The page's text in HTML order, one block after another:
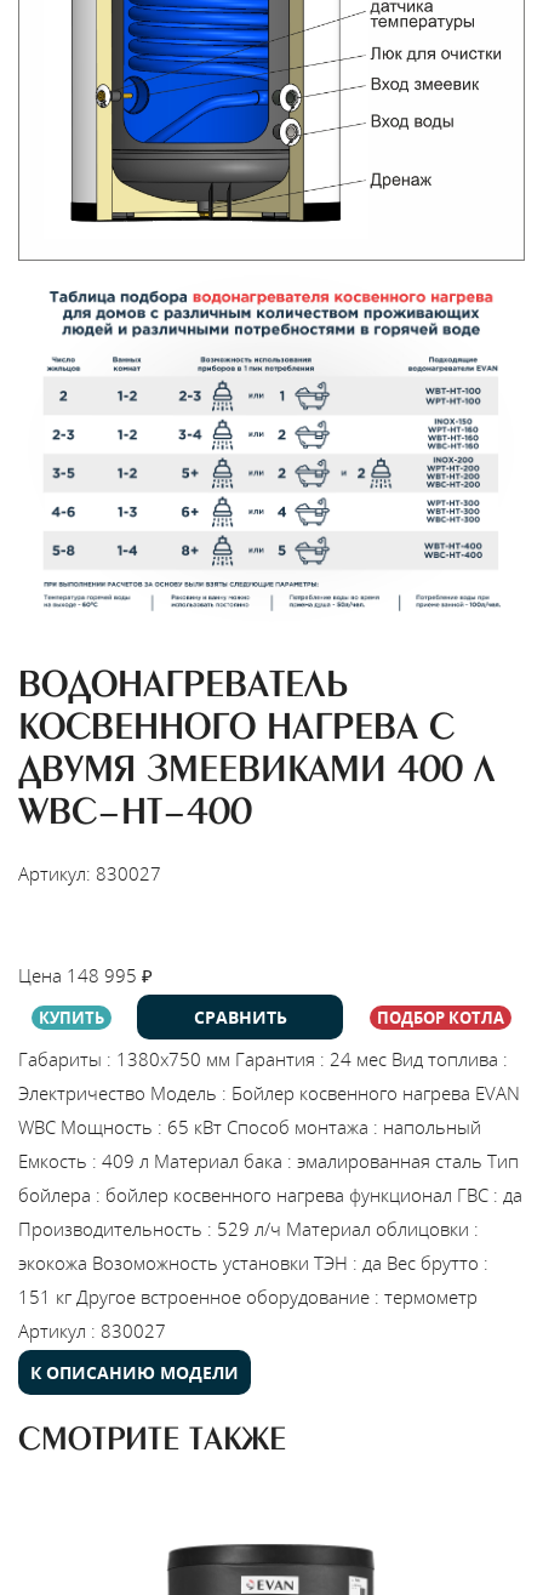
ВОДОНАГРЕВАТЕЛЬ
КОСВЕННОГО НАГРЕВА С
ДВУМЯ ЗМЕЕВИКАМИ 400 Л
WBС-HT-400
Артикул: 830027
Цена 148 995 ₽
КУПИТЬ СРАВНИТЬ ПОДБОР КОТЛА
Габариты : 1380х750 мм Гарантия : 24 мес Вид топлива :
Электричество Модель : Бойлер косвенного нагрева EVAN
WBC Мощность : 65 кВт Способ монтажа : напольный
Емкость : 409 л Материал бака : эмалированная сталь Тип
бойлера : бойлер косвенного нагрева функционал ГВС : да
Производительность : 529 л/ч Материал облицовки :
экокожа Возоможность установки ТЭН : да Вес брутто :
151 кг Другое встроенное оборудование : термометр
Артикул : 830027
К ОПИСАНИЮ МОДЕЛИ
СМОТРИТЕ ТАКЖЕ